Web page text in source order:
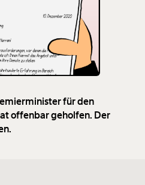
für den
offenbar geholfen. Der